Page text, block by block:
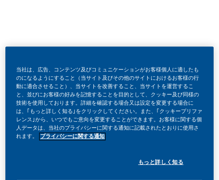
Se gostas de desafios, estás sempre atento(a) às
oportunidades e respiras vendas, esta missão é para ti!
A Tabaqueira está a revolucionar o mercado e quer
当社は、広告、コンテンツ及びコミュニケーションがお客様個人に適したも
のになるようにすること（当サイト及びその他のサイトにおけるお客様の行
動に適合させること）、当サイトを改善すること、当サイトを運営するこ
と、並びにお客様の好みを記憶することを目的として、クッキー及び同様の
技術を使用しております。詳細を確認する場合又は設定を変更する場合に
は、｢もっと詳しく知る｣をクリックしてください。また、｢クッキープリファ
レンス｣から、いつでもご意向を変更することができます。お客様に関する個
人データは、当社のプライバシーに関する通知に記載されたとおりに使用さ
れます。
プライバシーに関する通知
もっと詳しく知る